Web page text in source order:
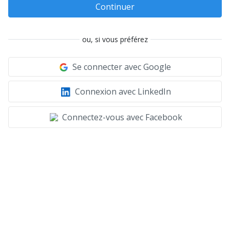
Continuer
ou, si vous préférez
Se connecter avec Google
Connexion avec LinkedIn
Connectez-vous avec Facebook